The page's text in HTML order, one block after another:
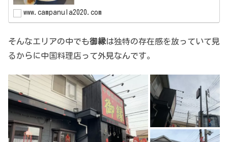
www.campanula2020.com
そんなエリアの中でも御縁は独特の存在感を放っていて見
るからに中国料理店って外見なんです。